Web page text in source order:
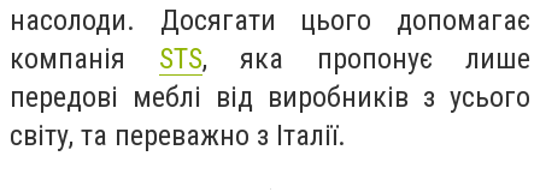
насолоди. Досягати цього допомагає
компанія STS, яка пропонує лише
передові меблі від виробників з усього
світу, та переважно з Італії.